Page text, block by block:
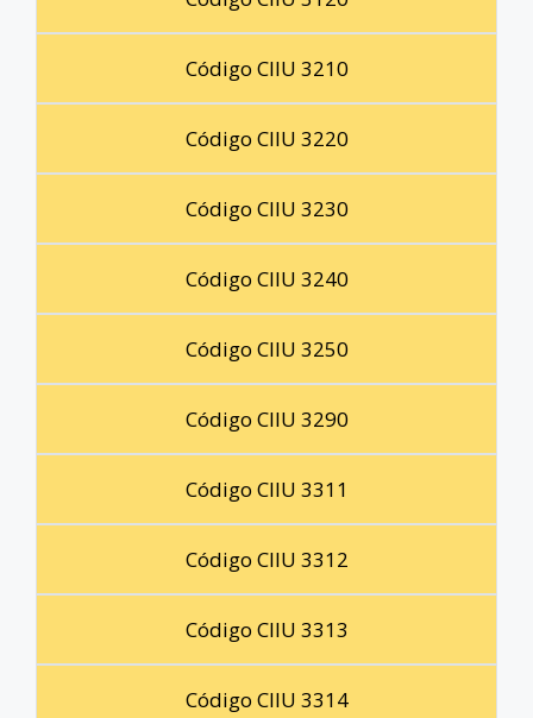
Código CIIU 3210
Código CIIU 3220
Código CIIU 3230
Código CIIU 3240
Código CIIU 3250
Código CIIU 3290
Código CIIU 3311
Código CIIU 3312
Código CIIU 3313
Código CIIU 3314